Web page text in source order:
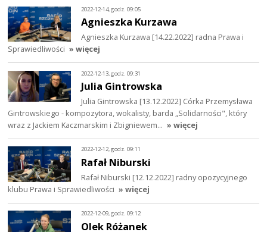
2022-12-14, godz. 09:05
Agnieszka Kurzawa
Agnieszka Kurzawa [14.22.2022] radna Prawa i
Sprawiedliwości » więcej
2022-12-13, godz. 09:31
Julia Gintrowska
Julia Gintrowska [13.12.2022] Córka Przemysława
Gintrowskiego - kompozytora, wokalisty, barda „Solidarności", który
wraz z Jackiem Kaczmarskim i Zbigniewem… » więcej
2022-12-12, godz. 09:11
Rafał Niburski
Rafał Niburski [12.12.2022] radny opozycyjnego
klubu Prawa i Sprawiedliwości » więcej
2022-12-09, godz. 09:12
Olek Różanek